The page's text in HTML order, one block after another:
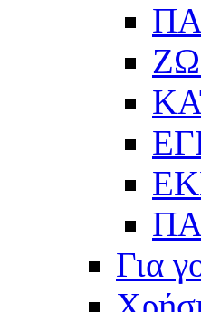
Για